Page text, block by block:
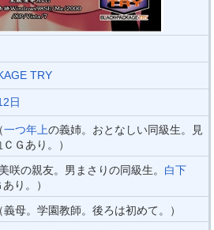
TRY
日
一つ年上の義姉。おとなしい同級生。見
Ｇあり。）
咲の親友。男まさりの同級生。 白下
り。）
義母。学園教師。後ろは初めて。）